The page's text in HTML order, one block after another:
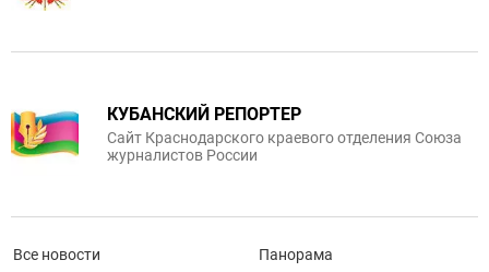
КУБАНСКИЙ РЕПОРТЕР
Сайт Краснодарского краевого отделения Союза
журналистов России
Все новости Панорама